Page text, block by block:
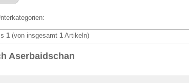
Absolute Zuverlässigkeit:
Banknoten
1 (von insgesamt 1 Artikeln)
Aserbaidschan